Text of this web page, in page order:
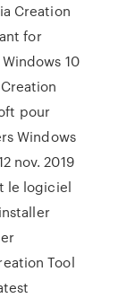
Creation
for
10
pour
Windows
nov. 2019
le logiciel
Tool